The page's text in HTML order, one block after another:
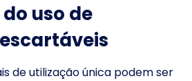
uso de
de utilização única podem ser